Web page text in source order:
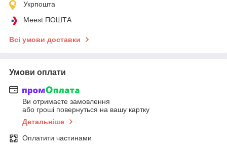
Укрпошта
Meest ПОШТА
Всі умови доставки
Умови оплати
Ви отримаєте замовлення
або гроші повернуться на вашу картку
Детальніше
Оплатити частинами